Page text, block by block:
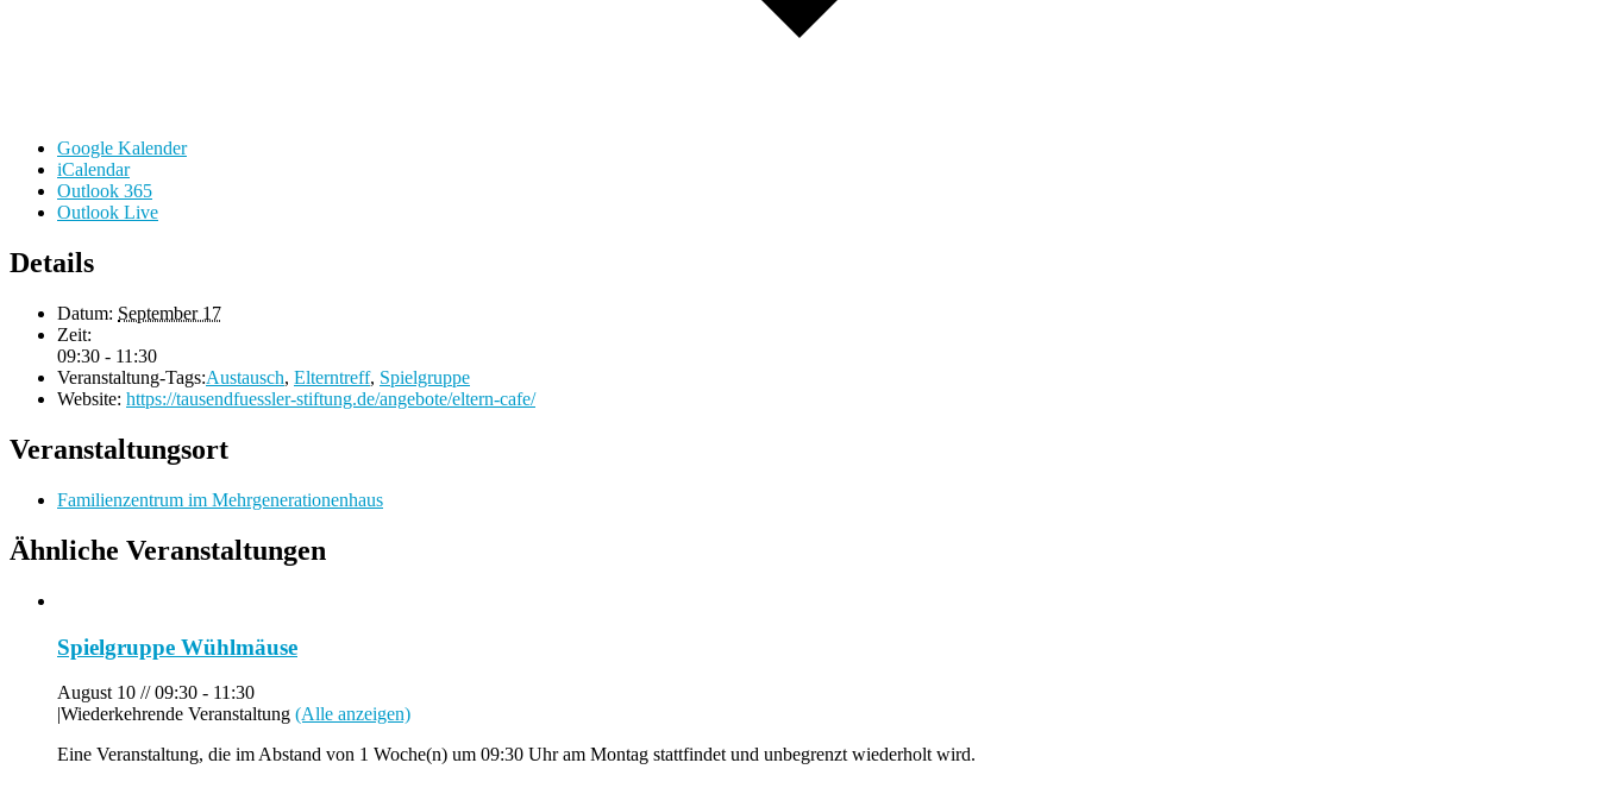
Google Kalender
iCalendar
Outlook 365
Outlook Live
Details
Datum: September 17
Zeit:
09:30 - 11:30
Veranstaltung-Tags:Austausch, Elterntreff, Spielgruppe
Website: https://tausendfuessler-stiftung.de/angebote/eltern-cafe/
Veranstaltungsort
Familienzentrum im Mehrgenerationenhaus
Ähnliche Veranstaltungen
Spielgruppe Wühlmäuse
August 10 // 09:30 - 11:30
|Wiederkehrende Veranstaltung (Alle anzeigen)
Eine Veranstaltung, die im Abstand von 1 Woche(n) um 09:30 Uhr am Montag stattfindet und unbegrenzt wiederholt wird.